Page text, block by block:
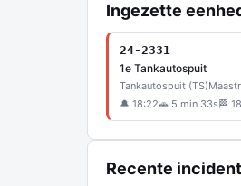
Ingezette
24-2331
1e Tankautospuit
Tankautospuit (TS)
🔔 18:22🚗 5 min 33s 🏁
Recente